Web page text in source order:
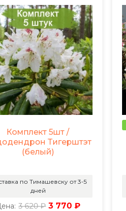
Комплект 5шт /
Тигерштэт
(белый)
по Тимашевску от 3-5
дней
3 620 ₽ 3 770 ₽